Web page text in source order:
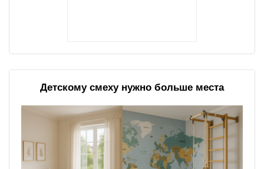
Детскому смеху нужно больше места